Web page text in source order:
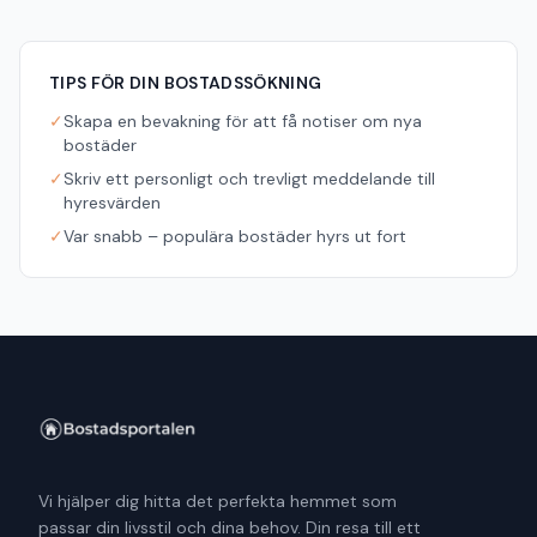
TIPS FÖR DIN BOSTADSSÖKNING
✓Skapa en bevakning för att få notiser om nya
bostäder
✓Skriv ett personligt och trevligt meddelande till
hyresvärden
✓Var snabb – populära bostäder hyrs ut fort
Vi hjälper dig hitta det perfekta hemmet som
passar din livsstil och dina behov. Din resa till ett